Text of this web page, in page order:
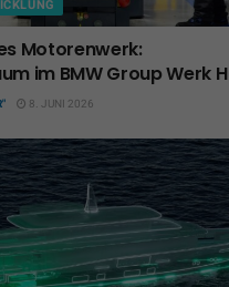
Motorenwerk:
im BMW Group Werk
8. JUNI 2026